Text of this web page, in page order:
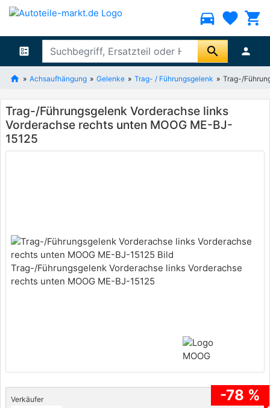
directions_car favorite shopping_cart
ballot search person
Achsaufhängung Gelenke Trag- / Führungsgelenk Trag-/
Trag-/Führungsgelenk Vorderachse links
Vorderachse rechts unten MOOG ME-BJ-
15125
Verkäufer -78 %